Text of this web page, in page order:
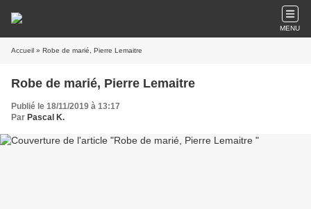
MENU
Accueil » Robe de marié, Pierre Lemaitre
Robe de marié, Pierre Lemaitre
Publié le 18/11/2019 à 13:17
Par Pascal K.